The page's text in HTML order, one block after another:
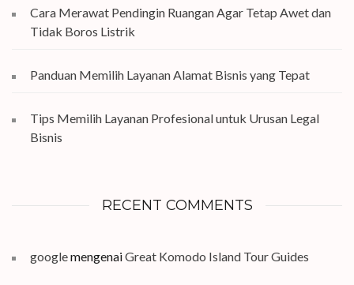
Cara Merawat Pendingin Ruangan Agar Tetap Awet dan
Tidak Boros Listrik
Panduan Memilih Layanan Alamat Bisnis yang Tepat
Tips Memilih Layanan Profesional untuk Urusan Legal
Bisnis
RECENT COMMENTS
googlemengenaiGreat Komodo Island Tour Guides